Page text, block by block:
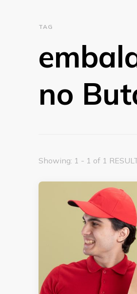
TAG
no
Showing: 1 - 1 of 1